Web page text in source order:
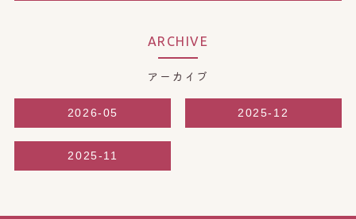
ARCHIVE
アーカイブ
2026-05 2025-12
2025-11